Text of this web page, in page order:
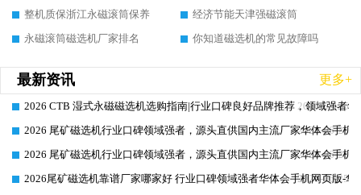
整机质保浙江永磁滚筒保养
经济节能天津强磁滚筒
永磁滚筒磁选机厂家排名
你知道磁选机的常见故障吗
最新资讯 更多+
2026-06-25
2026 CTB 湿式永磁磁选机选购指南|行业口碑良好品牌推荐，领域强者
2026-06-25
2026 尾矿磁选机行业口碑领域强者，源头直供国内主流厂家华体会手机
2026-06-25
2026 尾矿磁选机行业口碑领域强者，源头直供国内主流厂家华体会手机
2026-06-25
2026尾矿磁选机靠谱厂家哪家好 行业口碑领域强者华体会手机网页版-华